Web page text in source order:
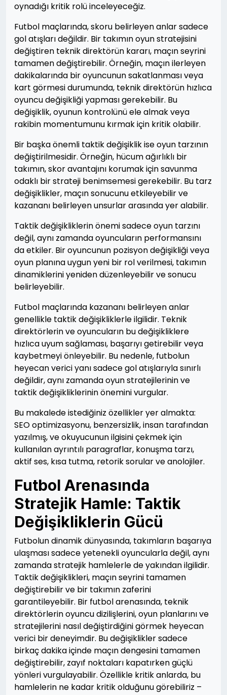
oynadığı kritik rolü inceleyeceğiz.
Futbol maçlarında, skoru belirleyen anlar sadece
gol atışları değildir. Bir takımın oyun stratejisini
değiştiren teknik direktörün kararı, maçın seyrini
tamamen değiştirebilir. Örneğin, maçın ilerleyen
dakikalarında bir oyuncunun sakatlanması veya
kart görmesi durumunda, teknik direktörün hızlıca
oyuncu değişikliği yapması gerekebilir. Bu
değişiklik, oyunun kontrolünü ele almak veya
rakibin momentumunu kırmak için kritik olabilir.
Bir başka önemli taktik değişiklik ise oyun tarzının
değiştirilmesidir. Örneğin, hücum ağırlıklı bir
takımın, skor avantajını korumak için savunma
odaklı bir strateji benimsemesi gerekebilir. Bu tarz
değişiklikler, maçın sonucunu etkileyebilir ve
kazananı belirleyen unsurlar arasında yer alabilir.
Taktik değişikliklerin önemi sadece oyun tarzını
değil, aynı zamanda oyuncuların performansını
da etkiler. Bir oyuncunun pozisyon değişikliği veya
oyun planına uygun yeni bir rol verilmesi, takımın
dinamiklerini yeniden düzenleyebilir ve sonucu
belirleyebilir.
Futbol maçlarında kazananı belirleyen anlar
genellikle taktik değişikliklerle ilgilidir. Teknik
direktörlerin ve oyuncuların bu değişikliklere
hızlıca uyum sağlaması, başarıyı getirebilir veya
kaybetmeyi önleyebilir. Bu nedenle, futbolun
heyecan verici yanı sadece gol atışlarıyla sınırlı
değildir, aynı zamanda oyun stratejilerinin ve
taktik değişikliklerinin önemini vurgular.
Bu makalede istediğiniz özellikler yer almakta:
SEO optimizasyonu, benzersizlik, insan tarafından
yazılmış, ve okuyucunun ilgisini çekmek için
kullanılan ayrıntılı paragraflar, konuşma tarzı,
aktif ses, kısa tutma, retorik sorular ve anolojiler.
Futbol Arenasında
Stratejik Hamle: Taktik
Değişikliklerin Gücü
Futbolun dinamik dünyasında, takımların başarıya
ulaşması sadece yetenekli oyuncularla değil, aynı
zamanda stratejik hamlelerle de yakından ilgilidir.
Taktik değişiklikleri, maçın seyrini tamamen
değiştirebilir ve bir takımın zaferini
garantileyebilir. Bir futbol arenasında, teknik
direktörlerin oyuncu dizilişlerini, oyun planlarını ve
stratejilerini nasıl değiştirdiğini görmek heyecan
verici bir deneyimdir. Bu değişiklikler sadece
birkaç dakika içinde maçın dengesini tamamen
değiştirebilir, zayıf noktaları kapatırken güçlü
yönleri vurgulayabilir. Özellikle kritik anlarda, bu
hamlelerin ne kadar kritik olduğunu görebiliriz –